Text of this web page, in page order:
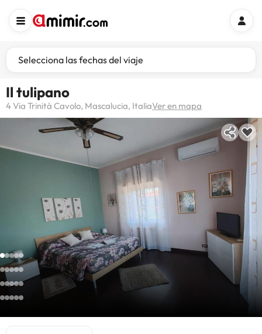
Selecciona las fechas del viaje
Il tulipano
4 Via Trinità Cavolo, Mascalucia, ItaliaVer en mapa